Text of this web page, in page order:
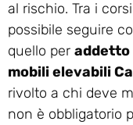
al rischio. Tra i
possibile seguire
quello per addetto
mobili elevabili
rivolto a chi deve
non è obbligatorio